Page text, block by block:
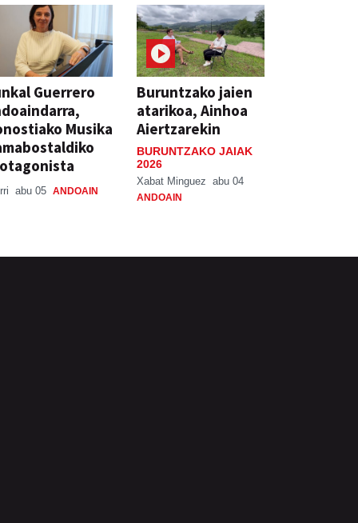
Guerrero
Musika
abu 05 ANDOAIN
Buruntzako jaien
atarikoa, Ainhoa
Aiertzarekin
BURUNTZAKO JAIAK
2026
Xabat Minguez abu 04
ANDOAIN